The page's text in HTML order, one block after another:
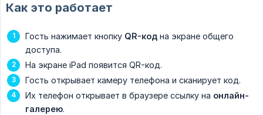
Как это работает
Гость нажимает кнопку QR-код на экране общего
доступа.
На экране iPad появится QR-код.
Гость открывает камеру телефона и сканирует код.
Их телефон открывает в браузере ссылку на онлайн-
галерею.